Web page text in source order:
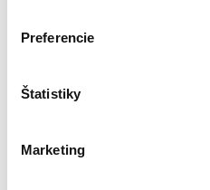
Preferencie
Štatistiky
Marketing